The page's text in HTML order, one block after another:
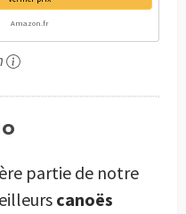
Amazon.fr
partie de notre
canoës